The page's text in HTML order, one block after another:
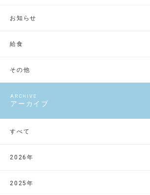
お知らせ
給食
その他
アーカイブ
すべて
2026年
2025年